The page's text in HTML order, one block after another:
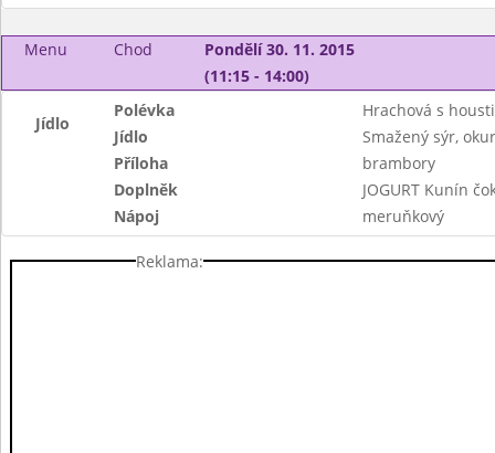
Menu Chod
Pondělí 30. 11. 2015
(11:15 - 14:00)
Jídlo
Polévka
Hrachová s
Jídlo
Smažený sýr,
Příloha
brambory
Doplněk
JOGURT Kunín
Nápoj
meruňkový
Reklama: